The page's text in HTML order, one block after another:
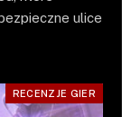
ulice
RECENZJE GIER